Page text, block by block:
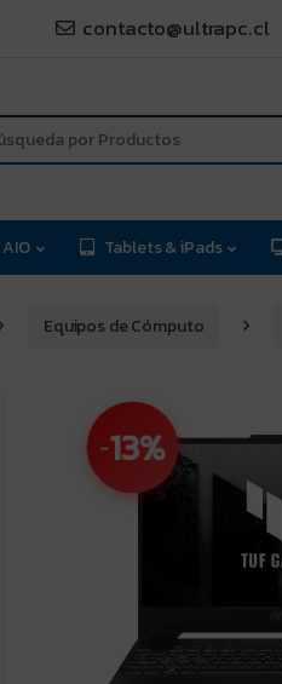
contacto@ultrapc.cl
Tablets & iPads
Equipos de Cómputo
-13%